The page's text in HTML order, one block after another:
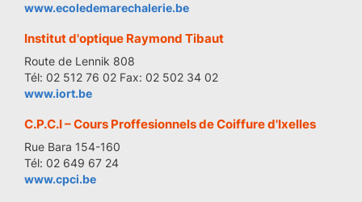
www.ecoledemarechalerie.be
Institut d'optique Raymond Tibaut
Route de Lennik 808
Tél: 02 512 76 02 Fax: 02 502 34 02
www.iort.be
C.P.C.I – Cours Proffesionnels de Coiffure d'Ixelles
Rue Bara 154-160
Tél: 02 649 67 24
www.cpci.be